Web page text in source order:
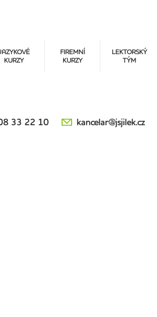
KURZY
FIREMNÍ
KURZY
LEKTORSKÝ
TÝM
33 22 10 kancelar@jsjilek.cz